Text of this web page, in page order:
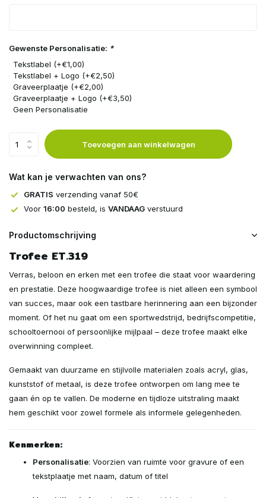
Gewenste Personalisatie: *
Tekstlabel (+€1,00)
Tekstlabel + Logo (+€2,50)
Graveerplaatje (+€2,00)
Graveerplaatje + Logo (+€3,50)
Geen Personalisatie
Toevoegen aan winkelwagen
Wat kan je verwachten van ons?
GRATIS verzending vanaf 50€
Voor 16:00 besteld, is VANDAAG verstuurd
Productomschrijving
Trofee ET.319
Verras, beloon en erken met een trofee die staat voor waardering
en prestatie. Deze hoogwaardige trofee is niet alleen een symbool
van succes, maar ook een tastbare herinnering aan een bijzonder
moment. Of het nu gaat om een sportwedstrijd, bedrijfscompetitie,
schooltoernooi of persoonlijke mijlpaal – deze trofee maakt elke
overwinning compleet.
Gemaakt van duurzame en stijlvolle materialen zoals acryl, glas,
kunststof of metaal, is deze trofee ontworpen om lang mee te
gaan én op te vallen. De moderne en tijdloze uitstraling maakt
hem geschikt voor zowel formele als informele gelegenheden.
Kenmerken:
Personalisatie: Voorzien van ruimte voor gravure of een
tekstplaatje met naam, datum of titel